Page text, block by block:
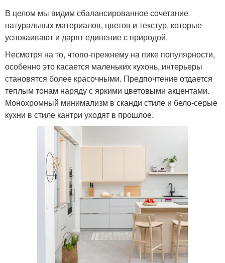
В целом мы видим сбалансированное сочетание
натуральных материалов, цветов и текстур, которые
успокаивают и дарят единение с природой.
Несмотря на то, чтопо-прежнему на пике популярности,
особенно это касается маленьких кухонь, интерьеры
становятся более красочными. Предпочтение отдается
теплым тонам наряду с яркими цветовыми акцентами.
Монохромный минимализм в сканди стиле и бело-серые
кухни в стиле кантри уходят в прошлое.